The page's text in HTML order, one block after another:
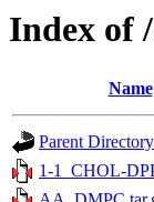
Index of
Name
Parent Directory
1-1_CHOL-